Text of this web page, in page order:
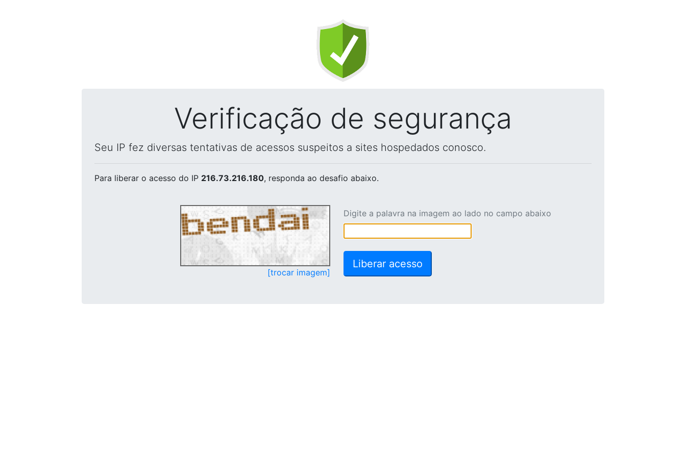
Verificação de segurança
Seu IP fez diversas tentativas de acessos suspeitos a sites hospedados conosco.
Para liberar o acesso do IP 216.73.216.180, responda ao desafio abaixo.
[trocar imagem]
Digite a palavra na imagem ao lado no campo abaixo